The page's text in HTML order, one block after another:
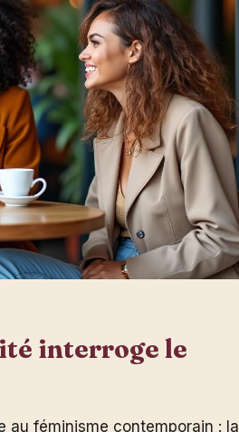
interroge le
au féminisme contemporain : la